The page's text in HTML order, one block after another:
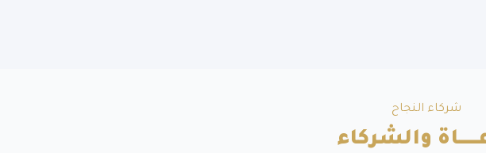
شركاء النجاح
والشركاء